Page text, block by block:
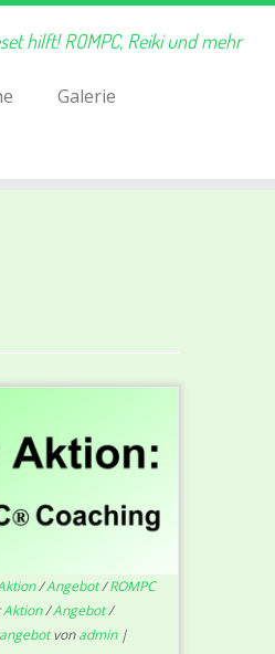
hilft! ROMPC, Reiki und mehr
Galerie
/Angebot/ROMPC
Aktion/Angebot/
vonadmin|